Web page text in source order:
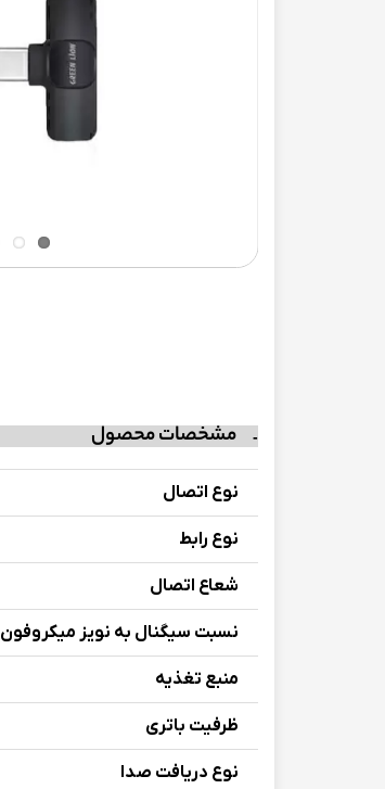
مشخصات محصول
نوع اتصال
نوع رابط
شعاع اتصال
نسبت سیگنال به نویز میکروفون
منبع تغذیه
ظرفیت باتری
نوع دریافت صدا